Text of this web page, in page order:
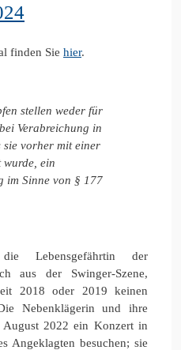
finden Sie hier.
stellen weder für
Verabreichung in
sie vorher mit einer
wurde, ein
im Sinne von § 177
Lebensgefährtin der
aus der Swinger-Szene,
2018 oder 2019 keinen
Nebenklägerin und ihre
2022 ein Konzert in
Angeklagten besuchen; sie